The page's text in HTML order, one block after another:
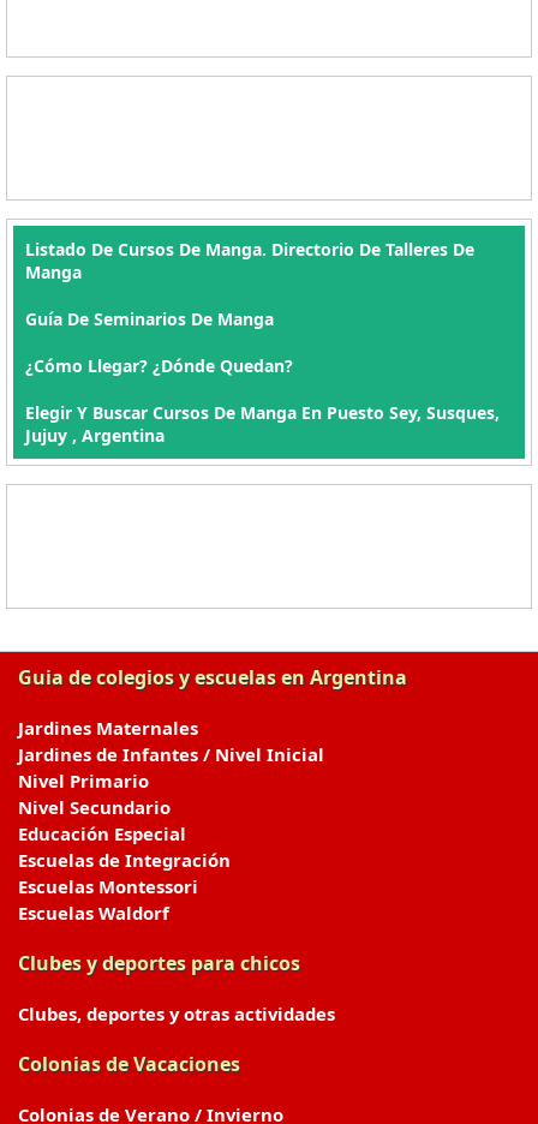
Listado De Cursos De Manga. Directorio De Talleres De
Manga
Guía De Seminarios De Manga
¿Cómo Llegar? ¿Dónde Quedan?
Elegir Y Buscar Cursos De Manga En Puesto Sey, Susques,
Jujuy , Argentina
Guia de colegios y escuelas en Argentina
Jardines Maternales
Jardines de Infantes / Nivel Inicial
Nivel Primario
Nivel Secundario
Educación Especial
Escuelas de Integración
Escuelas Montessori
Escuelas Waldorf
Clubes y deportes para chicos
Clubes, deportes y otras actividades
Colonias de Vacaciones
Colonias de Verano / Invierno